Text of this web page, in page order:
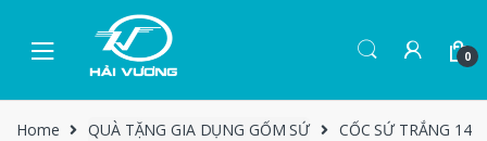
0
Home QUÀ TẶNG GIA DỤNG GỐM SỨ CỐC SỨ TRẮNG 14